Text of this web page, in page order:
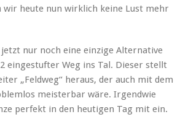
wir heute nun wirklich keine Lust mehr
nur noch eine einzige Alternative
eingestufter Weg ins Tal. Dieser stellt
„Feldweg“ heraus, der auch mit dem
meisterbar wäre. Irgendwie
perfekt in den heutigen Tag mit ein.